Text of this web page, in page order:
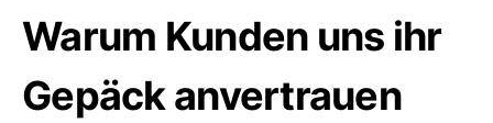
Warum Kunden uns ihr
Gepäck anvertrauen